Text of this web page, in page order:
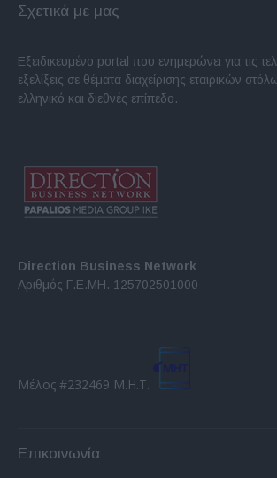
Σχετικά με μας
Εξειδικευμένο portal που ενημερώνει για τις
εξελίξεις σε θέματα διαχείρισης εταιρικών
ελληνικό και διεθνές επίπεδο.
Direction Business Network
Αριθμός Γ.Ε.ΜΗ. 125702501000
Μέλος #232469 Μ.Η.Τ.
Επικοινωνία